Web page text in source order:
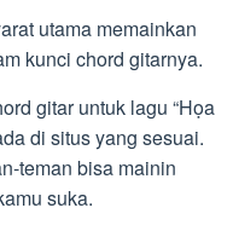
utama memainkan
kunci chord gitarnya.
gitar untuk lagu “Họa
di situs yang sesuai.
teman bisa mainin
suka.